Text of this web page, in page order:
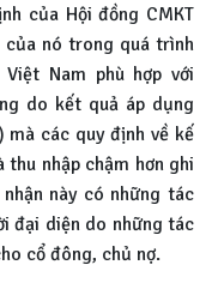
của Hội đồng CMKT
nó trong quá trình
Nam phù hợp với
do kết quả áp dụng
mà các quy định về kế
thu nhập chậm hơn ghi
này có những tác
đại diện do những tác
cổ đông, chủ nợ.